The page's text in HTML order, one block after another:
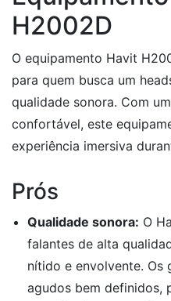
H2002D
O equipamento Havit
para quem busca um
qualidade sonora. Com
confortável, este
experiência imersiva
Prós
Qualidade sonora: O
falantes de alta
nítido e envolvente. Os
agudos bem definidos,